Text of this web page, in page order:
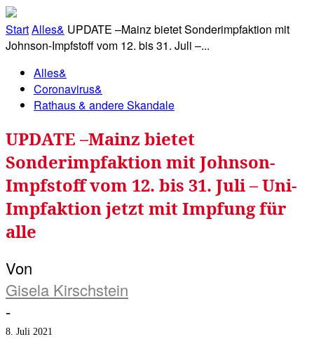
StartAlles& UPDATE –Mainz bietet Sonderimpfaktion mit
Johnson-Impfstoff vom 12. bis 31. Juli –...
Alles&
Coronavirus&
Rathaus & andere Skandale
UPDATE –Mainz bietet
Sonderimpfaktion mit Johnson-
Impfstoff vom 12. bis 31. Juli – Uni-
Impfaktion jetzt mit Impfung für
alle
Von
Gisela Kirschstein
-
8. Juli 2021